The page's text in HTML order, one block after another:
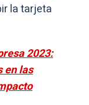
la tarjeta
2023:
en las